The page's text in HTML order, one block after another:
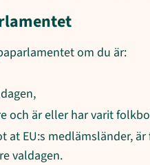
om du är:
och är eller har varit
at EU:s medlämsländer,
valdagen.